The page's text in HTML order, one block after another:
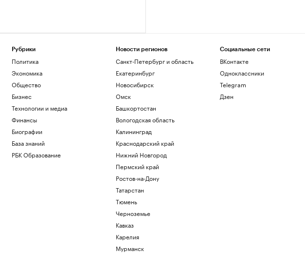
Рубрики
Политика
Экономика
Общество
Бизнес
Технологии и медиа
Финансы
Биографии
База знаний
РБК Образование
Новости регионов
Санкт-Петербург и область
Екатеринбург
Новосибирск
Омск
Башкортостан
Вологодская область
Калининград
Краснодарский край
Нижний Новгород
Пермский край
Ростов-на-Дону
Татарстан
Тюмень
Черноземье
Кавказ
Карелия
Мурманск
Социальные сети
ВКонтакте
Одноклассники
Telegram
Дзен